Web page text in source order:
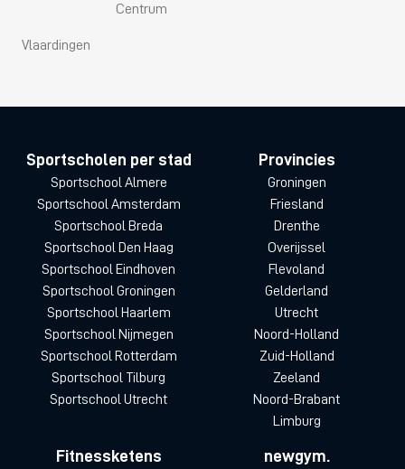
Centrum
Vlaardingen
Sportscholen per stad
Sportschool Almere
Sportschool Amsterdam
Sportschool Breda
Sportschool Den Haag
Sportschool Eindhoven
Sportschool Groningen
Sportschool Haarlem
Sportschool Nijmegen
Sportschool Rotterdam
Sportschool Tilburg
Sportschool Utrecht
Provincies
Groningen
Friesland
Drenthe
Overijssel
Flevoland
Gelderland
Utrecht
Noord-Holland
Zuid-Holland
Zeeland
Noord-Brabant
Limburg
Fitnessketens newgym.